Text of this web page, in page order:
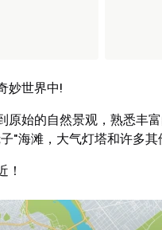
妙世界中!
原始的自然景观，熟悉丰
"海滩，大气灯塔和许多其
！